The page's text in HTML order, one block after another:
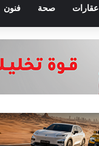
عقارات صحة فنون